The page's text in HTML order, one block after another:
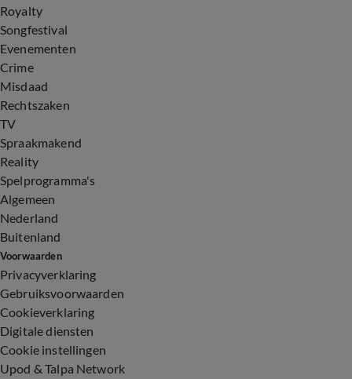
Royalty
Songfestival
Evenementen
Crime
Misdaad
Rechtszaken
TV
Spraakmakend
Reality
Spelprogramma's
Algemeen
Nederland
Buitenland
Voorwaarden
Privacyverklaring
Gebruiksvoorwaarden
Cookieverklaring
Digitale diensten
Cookie instellingen
Upod & Talpa Network